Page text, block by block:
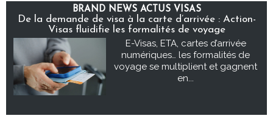
BRAND NEWS ACTUS VISAS
De la demande de visa à la carte d’arrivée : Action-
Visas fluidifie les formalités de voyage
E-Visas, ETA, cartes d’arrivée
numériques… les formalités de
voyage se multiplient et gagnent
en...